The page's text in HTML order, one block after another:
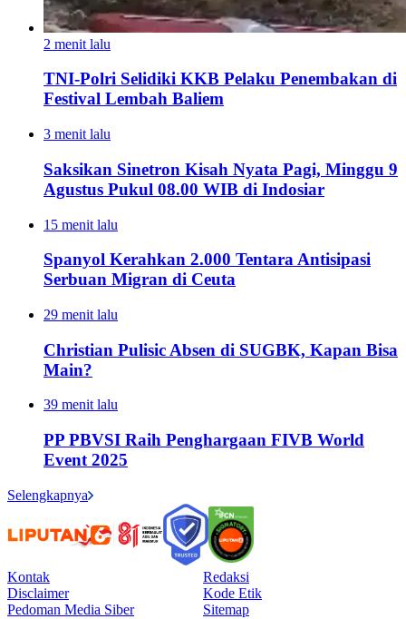
2 menit lalu
TNI-Polri Selidiki KKB Pelaku Penembakan di
Festival Lembah Baliem
3 menit lalu
Saksikan Sinetron Kisah Nyata Pagi, Minggu 9
Agustus Pukul 08.00 WIB di Indosiar
15 menit lalu
Spanyol Kerahkan 2.000 Tentara Antisipasi
Serbuan Migran di Ceuta
29 menit lalu
Christian Pulisic Absen di SUGBK, Kapan Bisa
Main?
39 menit lalu
PP PBVSI Raih Penghargaan FIVB World
Event 2025
Selengkapnya
Kontak
Redaksi
Disclaimer
Kode Etik
Pedoman Media Siber
Sitemap